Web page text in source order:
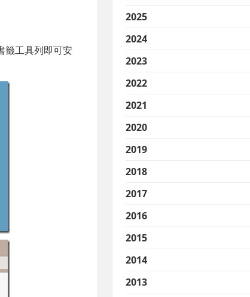
籤工具列即可安
2025
2024
2023
2022
2021
2020
2019
2018
2017
2016
2015
2014
2013